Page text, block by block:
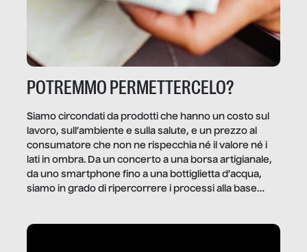
POTREMMO PERMETTERCELO?
Siamo circondati da prodotti che hanno un costo sul
lavoro, sull’ambiente e sulla salute, e un prezzo al
consumatore che non ne rispecchia né il valore né i
lati in ombra. Da un concerto a una borsa artigianale,
da uno smartphone fino a una bottiglietta d’acqua,
siamo in grado di ripercorrere i processi alla base
dietro gli oggetti e i servizi che fanno la nostra vita